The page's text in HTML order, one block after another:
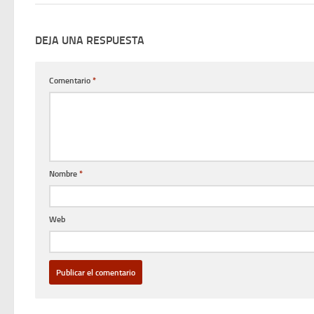
DEJA UNA RESPUESTA
Comentario *
Nombre *
Web